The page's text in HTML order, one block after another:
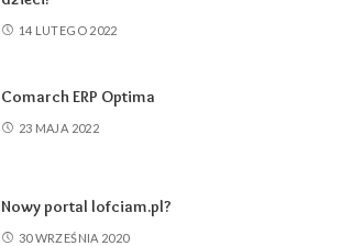
14 LUTEGO 2022
Comarch ERP Optima
23 MAJA 2022
Nowy portal lofciam.pl?
30 WRZEŚNIA 2020